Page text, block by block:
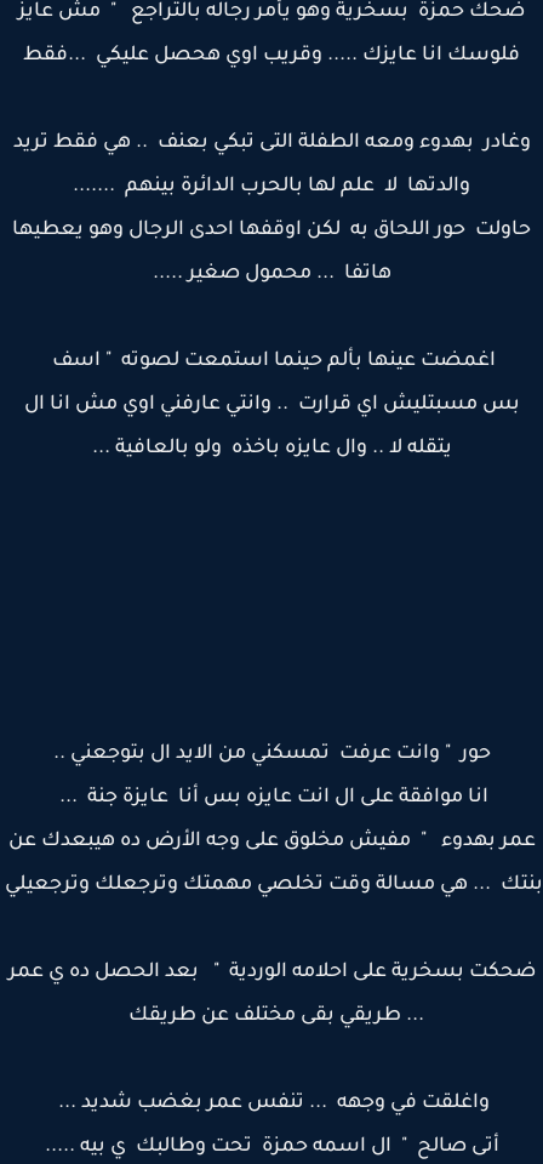
حمزة بسخرية وهو يأمر رجاله بالتراجع " مش عايز
فلوسك انا عايزك ..... وقريب اوي هحصل عليكي ...فقط
بهدوء ومعه الطفلة التى تبكي بعنف .. هي فقط تريد
والدتها لا علم لها بالحرب الدائرة بينهم .......
حور اللحاق به لكن اوقفها احدى الرجال وهو يعطيها
هاتفا ... محمول صغير .....
اغمضت عينها بألم حينما استمعت لصوته " اسف
بس مسبتليش اي قرارت .. وانتي عارفني اوي مش انا ال
يتقله لا .. وال عايزه باخذه ولو بالعافية ...
حور " وانت عرفت تمسكني من الايد ال بتوجعني ..
انا موافقة على ال انت عايزه بس أنا عايزة جنة ...
بهدوء " مفيش مخلوق على وجه الأرض ده هيبعدك عن
... هي مسالة وقت تخلصي مهمتك وترجعلك وترجعيلي
بسخرية على احلامه الوردية " بعد الحصل ده ي عمر
... طريقي بقى مختلف عن طريقك
واغلقت في وجهه ... تنفس عمر بغضب شديد ...
أتى صالح " ال اسمه حمزة تحت وطالبك ي بيه .....